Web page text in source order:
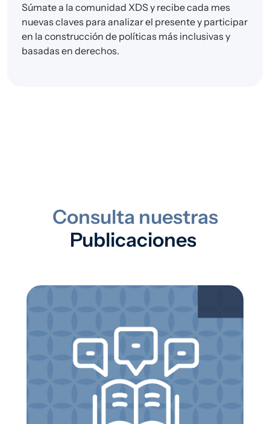
Súmate a la comunidad XDS y recibe cada mes
nuevas claves para analizar el presente y participar
en la construcción de políticas más inclusivas y
basadas en derechos.
Consulta nuestras
Publicaciones